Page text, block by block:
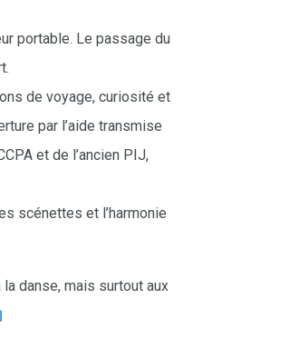
portable. Le passage du
de voyage, curiosité et
par l’aide transmise
et de l’ancien PIJ,
scénettes et l’harmonie
danse, mais surtout aux